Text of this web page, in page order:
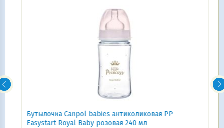
Бутылочка Canpol babies антиколиковая PP
Easystart Royal Baby розовая 240 мл